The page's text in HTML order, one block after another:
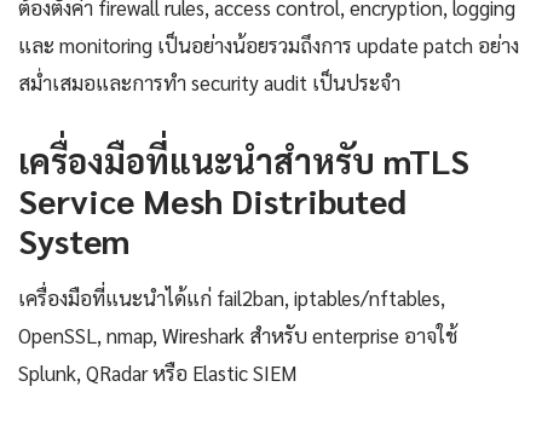
ต้องตั้งค่า firewall rules, access control, encryption, logging
และ monitoring เป็นอย่างน้อยรวมถึงการ update patch อย่าง
สม่ำเสมอและการทำ security audit เป็นประจำ
เครื่องมือที่แนะนำสำหรับ mTLS
Service Mesh Distributed
System
เครื่องมือที่แนะนำได้แก่ fail2ban, iptables/nftables,
OpenSSL, nmap, Wireshark สำหรับ enterprise อาจใช้
Splunk, QRadar หรือ Elastic SIEM